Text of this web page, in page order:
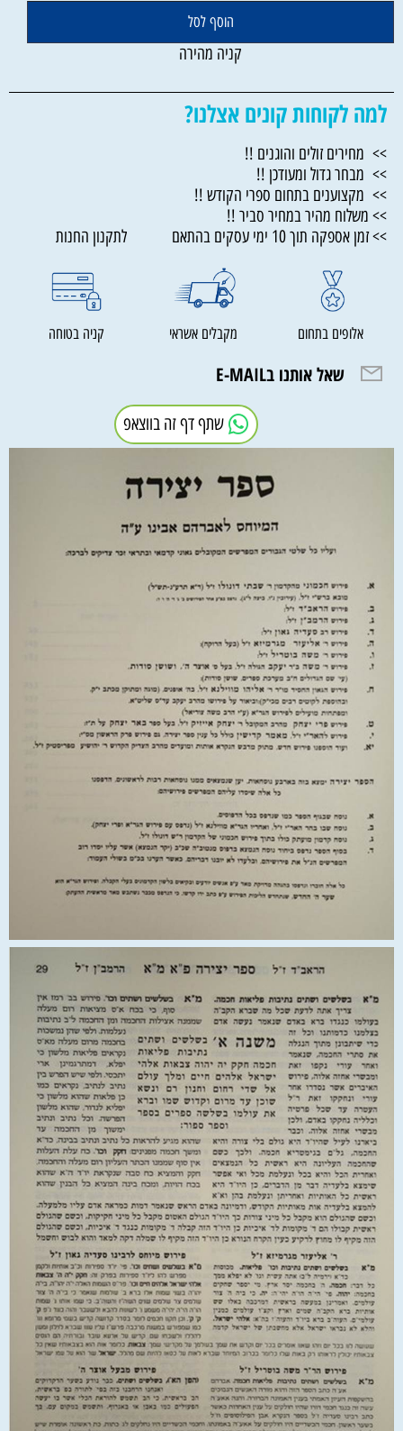
הוסף לסל
קניה מהירה
למה לקוחות קונים אצלנו?
>> מחירים זולים והוגנים !!
>> מבחר גדול ומעודכן !!
>> מקצוענים בתחום ספרי הקודש !!
>> משלוח מהיר במחיר סביר !!
>> זמן אספקה תוך 10 ימי עסקים בהתאם לתקנון החנות
אלופים בתחום מקבלים אשראי קניה בטוחה
שאל אותנו בE-MAIL
שתף דף זה בווצאפ